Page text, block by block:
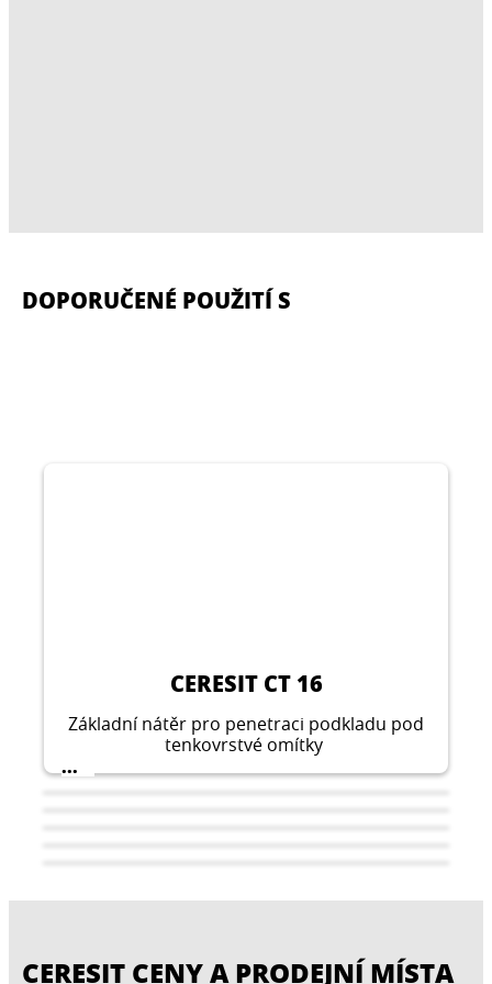
DOPORUČENÉ POUŽITÍ S
CERESIT CT 16
Základní nátěr pro penetraci podkladu pod
tenkovrstvé omítky
...
CERESIT CENY A PRODEJNÍ MÍSTA